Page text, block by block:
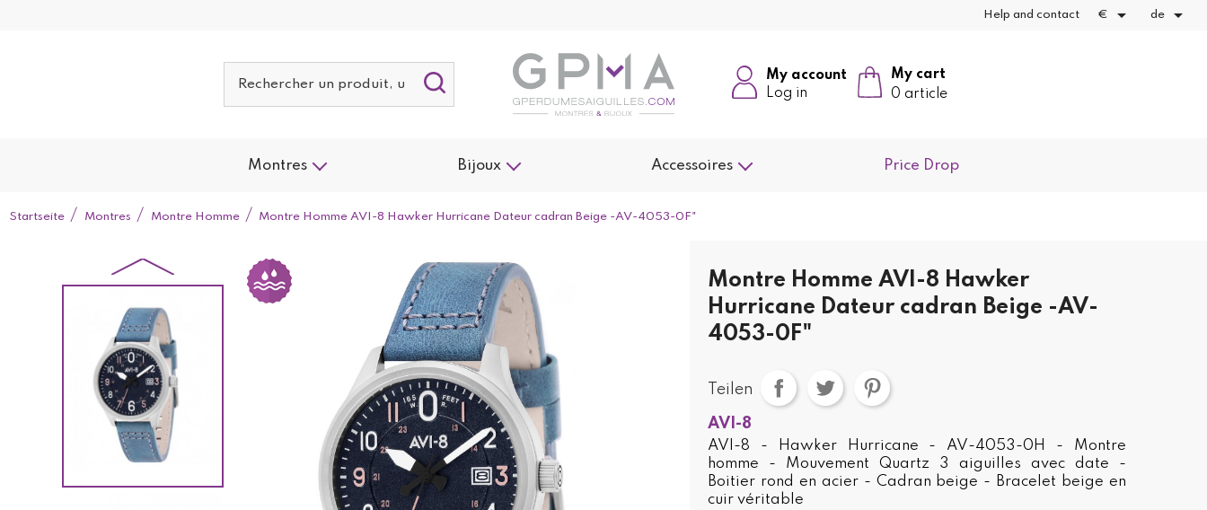
Help and contact €  de 
My cart
0 article
My account
Log in
Montres Bijoux Accessoires Price Drop
Startseite Montres Montre Homme Montre Homme AVI-8 Hawker Hurricane Dateur cadran Beige -AV-4053-0F"
Montre Homme AVI-8 Hawker
Hurricane Dateur cadran Beige -AV-
4053-0F"
Teilen
AVI-8
AVI-8 - Hawker Hurricane - AV-4053-0H - Montre
homme - Mouvement Quartz 3 aiguilles avec date -
Boitier rond en acier - Cadran beige - Bracelet beige en
cuir véritable